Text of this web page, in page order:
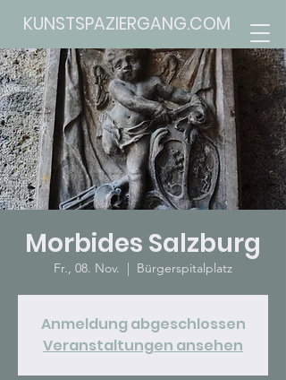
KUNSTSPAZIERGANG.COM
Morbides Salzburg
Fr., 08. Nov.
  |
Bürgerspitalplatz
Anmeldung abgeschlossen
Veranstaltungen ansehen